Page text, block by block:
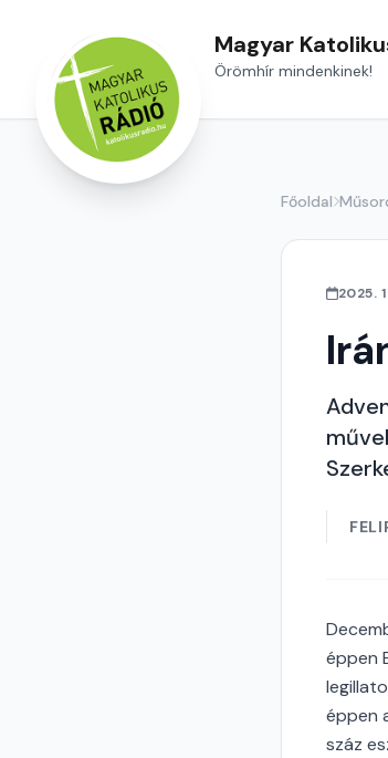
Magyar
Örömhír mindenkinek!
Főoldal
2025.
éppen
éppen
száz